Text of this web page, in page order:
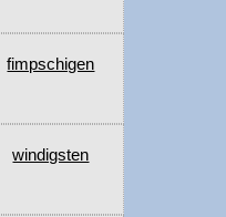
fimpschigen
windigsten